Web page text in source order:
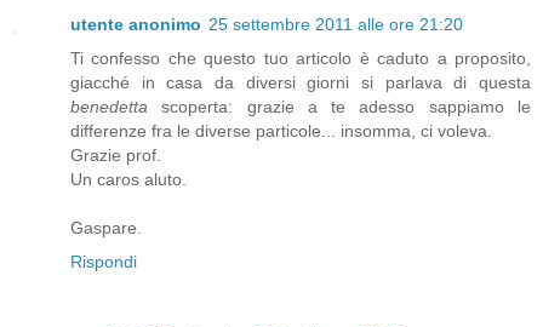
utente anonimo 25 settembre 2011 alle ore 21:20
Ti confesso che questo tuo articolo è caduto a proposito,
giacché in casa da diversi giorni si parlava di questa
benedetta scoperta: grazie a te adesso sappiamo le
differenze fra le diverse particole... insomma, ci voleva.
Grazie prof.
Un caros aluto.
Gaspare.
Rispondi